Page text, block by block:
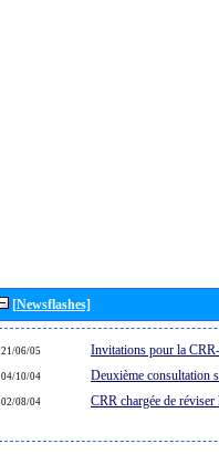
[Newsflashes]
21/06/05 Invitations pour la CRR-
04/10/04 Deuxième consultation
02/08/04 CRR chargée de réviser